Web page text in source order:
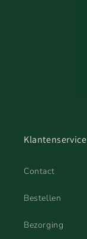
Klantenservice
Contact
Bestellen
Bezorging